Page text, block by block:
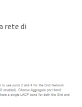
rete di